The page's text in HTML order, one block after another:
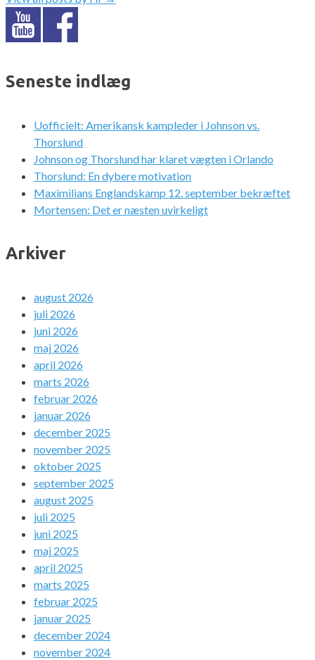
Seneste indlæg
Uofficielt: Amerikansk kampleder i Johnson vs.
Thorslund
Johnson og Thorslund har klaret vægten i Orlando
Thorslund: En dybere motivation
Maximilians Englandskamp 12. september bekræftet
Mortensen: Det er næsten uvirkeligt
Arkiver
august 2026
juli 2026
juni 2026
maj 2026
april 2026
marts 2026
februar 2026
januar 2026
december 2025
november 2025
oktober 2025
september 2025
august 2025
juli 2025
juni 2025
maj 2025
april 2025
marts 2025
februar 2025
januar 2025
december 2024
november 2024